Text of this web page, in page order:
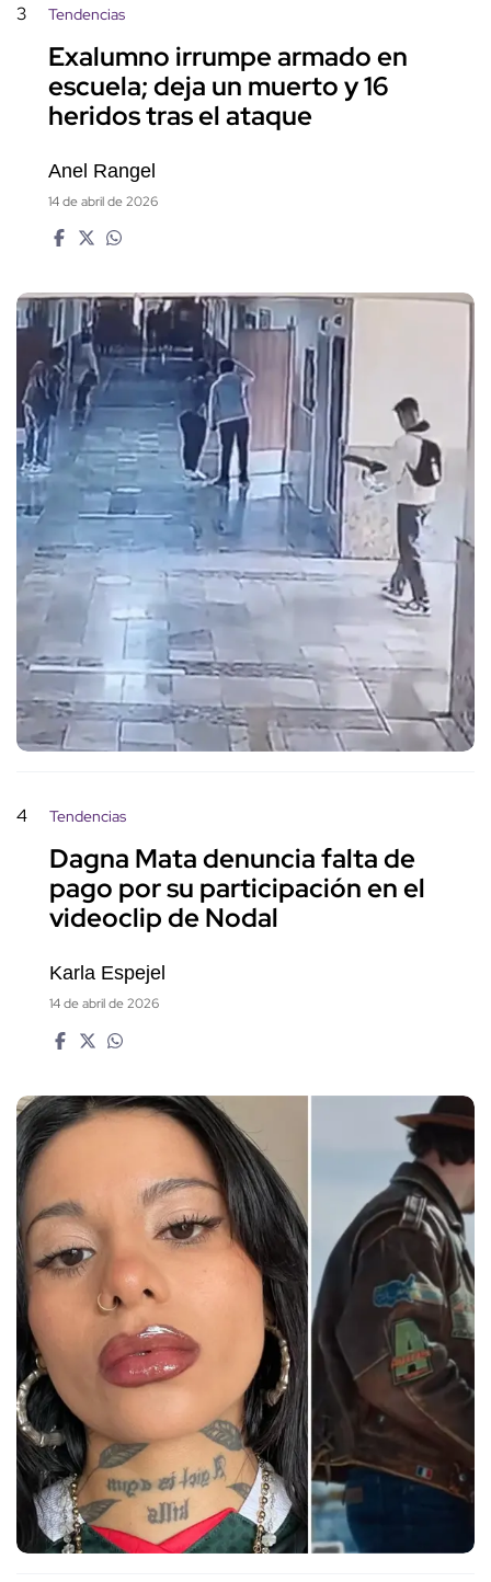
3 Tendencias
Exalumno irrumpe armado en
escuela; deja un muerto y 16
heridos tras el ataque
Anel Rangel
14 de abril de 2026
4 Tendencias
Dagna Mata denuncia falta de
pago por su participación en el
videoclip de Nodal
Karla Espejel
14 de abril de 2026